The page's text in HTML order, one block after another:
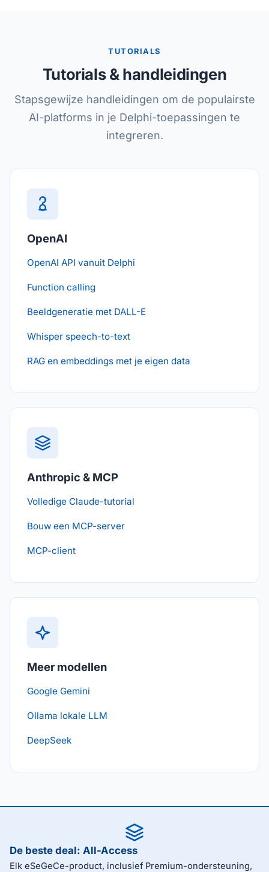
TUTORIALS
Tutorials & handleidingen
Stapsgewijze handleidingen om de populairste
AI-platforms in je Delphi-toepassingen te
integreren.
OpenAI
OpenAI API vanuit Delphi
Function calling
Beeldgeneratie met DALL-E
Whisper speech-to-text
RAG en embeddings met je eigen data
Anthropic & MCP
Volledige Claude-tutorial
Bouw een MCP-server
MCP-client
Meer modellen
Google Gemini
Ollama lokale LLM
DeepSeek
De beste deal: All-Access
Elk eSeGeCe-product, inclusief Premium-ondersteuning,